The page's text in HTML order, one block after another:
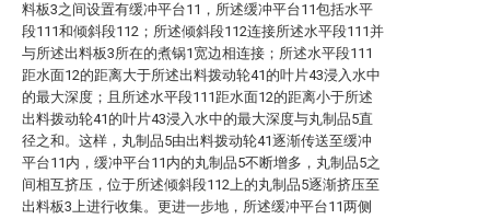
料板3之间设置有缓冲平台11，所述缓冲平台11包括水平
段111和倾斜段112；所述倾斜段112连接所述水平段111并
与所述出料板3所在的煮锅1宽边相连接；所述水平段111
距水面12的距离大于所述出料拨动轮41的叶片43浸入水中
的最大深度；且所述水平段111距水面12的距离小于所述
出料拨动轮41的叶片43浸入水中的最大深度与丸制品5直
径之和。这样，丸制品5由出料拨动轮41逐渐传送至缓冲
平台11内，缓冲平台11内的丸制品5不断增多，丸制品5之
间相互挤压，位于所述倾斜段112上的丸制品5逐渐挤压至
出料板3上进行收集。更进一步地，所述缓冲平台11两侧